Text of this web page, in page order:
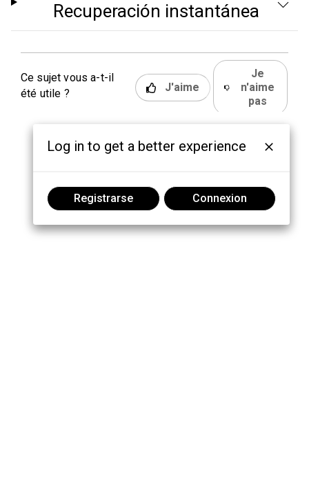
Recuperación instantánea
Ce sujet vous a-t-il
été utile ?
J'aime
Je
n'aime
pas
Log in to get a better experience
Registrarse Connexion